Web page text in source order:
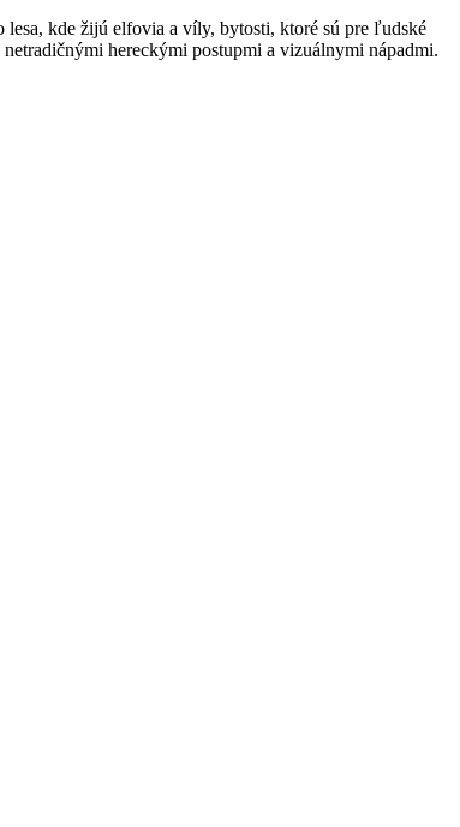
lesa, kde žijú elfovia a víly, bytosti, ktoré sú pre ľudské
hereckými postupmi a vizuálnymi nápadmi.